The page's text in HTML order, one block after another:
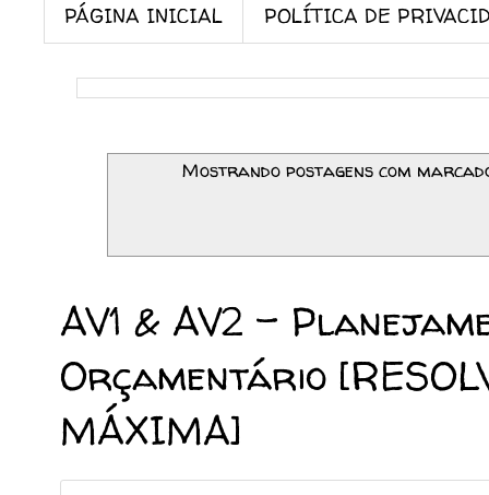
PÁGINA INICIAL POLÍTICA DE
Mostrando postagens com
AV1 & AV2 -
Orçamentário
MÁXIMA]